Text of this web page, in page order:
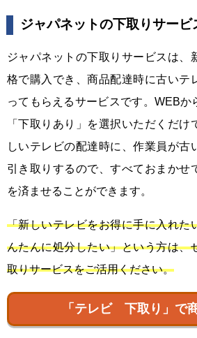
ジャパネットの下取りサービ
ジャパネットの下取りサービスは、
格で購入でき、商品配達時に古いテ
ってもらえるサービスです。WEBか
「下取りあり」を選択いただくだ
しいテレビの配達時に、作業員が古
引き取りするので、すべておまかせ
を済ませることができます。
「新しいテレビをお得に手に入れた
んたんに処分したい」という方は、
取りサービスをご活用ください。
「テレビ 下取り」で